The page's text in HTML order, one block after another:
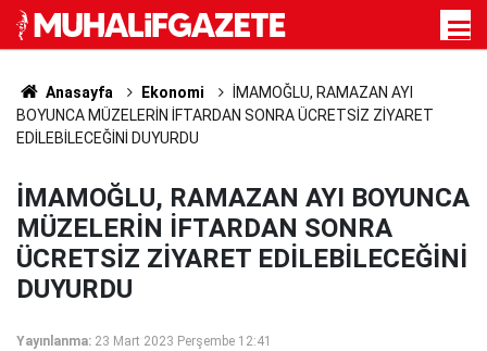
Anasayfa Ekonomi
İMAMOĞLU, RAMAZAN AYI
BOYUNCA MÜZELERİN İFTARDAN SONRA ÜCRETSİZ ZİYARET
EDİLEBİLECEĞİNİ DUYURDU
İMAMOĞLU, RAMAZAN AYI BOYUNCA
MÜZELERİN İFTARDAN SONRA
ÜCRETSİZ ZİYARET EDİLEBİLECEĞİNİ
DUYURDU
Yayınlanma: 23 Mart 2023 Perşembe 12:41